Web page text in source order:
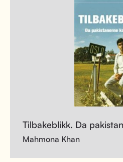
Tilbakeblikk. Da
Mahmona Khan